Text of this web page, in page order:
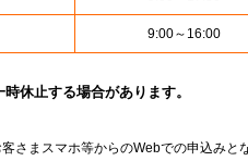
9:00～16:00
休止する場合があります。
さまスマホ等からのWebでの申込みと